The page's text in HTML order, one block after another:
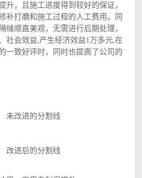
升，且施工进度得到较好的保证，
补打磨和施工过程的人工费用。同
缝顺直美观，无需进行后期处理，
社会效益,产生经济效益1 万多元,在
一致好评时，同时也提高了公司的
未改进的分割线
改进后的分割线